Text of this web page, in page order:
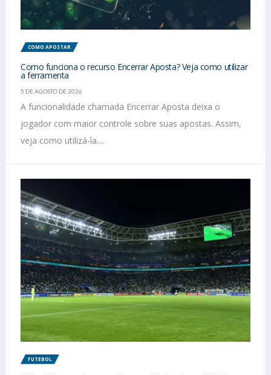
COMO APOSTAR
Como funciona o recurso Encerrar Aposta? Veja como utilizar
a ferramenta
5 DE AGOSTO DE 2026
A funcionalidade chamada Encerrar Aposta deixa o
jogador com maior controle sobre suas apostas. Assim,
veja como utilizá-la....
FUTEBOL